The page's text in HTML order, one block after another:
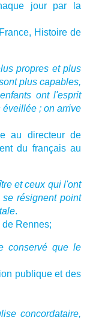
jour par la
Histoire de
propres et plus
plus capables,
ont l'esprit
; on arrive
au directeur de
du français au
et ceux qui l'ont
résignent point
.
Rennes;
conservé que le
publique et des
concordataire,